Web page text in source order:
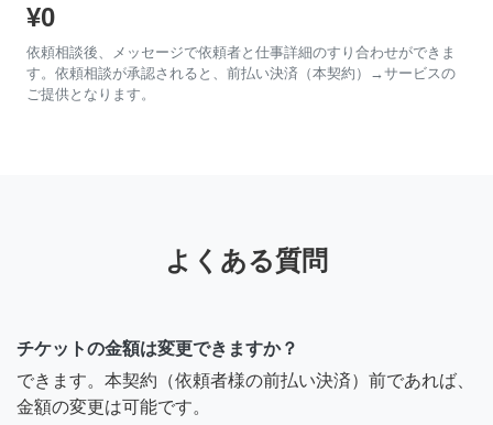
¥0
依頼相談後、メッセージで依頼者と仕事詳細のすり合わせができま
す。依頼相談が承認されると、前払い決済（本契約）→サービスの
ご提供となります。
よくある質問
チケットの金額は変更できますか？
できます。本契約（依頼者様の前払い決済）前であれば、
金額の変更は可能です。